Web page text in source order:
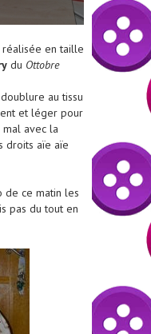
en taille
du Ottobre
au tissu
et léger pour
mal avec la
droits aïe aïe
de ce matin les
pas du tout en